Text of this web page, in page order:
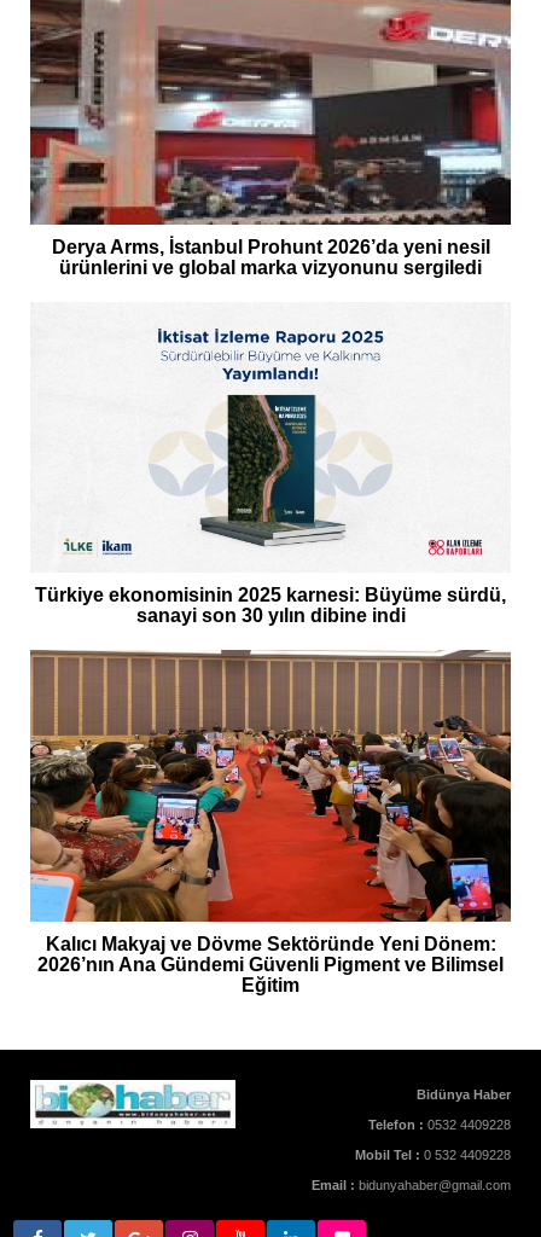
Derya Arms, İstanbul Prohunt 2026’da yeni nesil
ürünlerini ve global marka vizyonunu sergiledi
Türkiye ekonomisinin 2025 karnesi: Büyüme sürdü,
sanayi son 30 yılın dibine indi
Kalıcı Makyaj ve Dövme Sektöründe Yeni Dönem:
2026’nın Ana Gündemi Güvenli Pigment ve Bilimsel
Eğitim
Bidünya Haber
Telefon : 0532 4409228
Mobil Tel : 0 532 4409228
Email : bidunyahaber@gmail.com